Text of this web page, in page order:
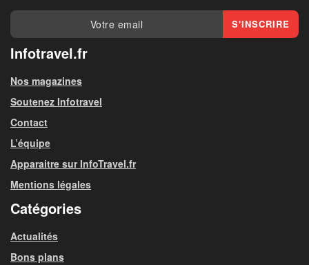
Infotravel.fr
Nos magazines
Soutenez Infotravel
Contact
L’équipe
Apparaitre sur InfoTravel.fr
Mentions légales
Catégories
Actualités
Bons plans